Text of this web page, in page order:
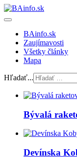
BAinfo.sk
Zaujímavosti
Všetky články
Mapa
Hľadať...
Bývalá
Devínska